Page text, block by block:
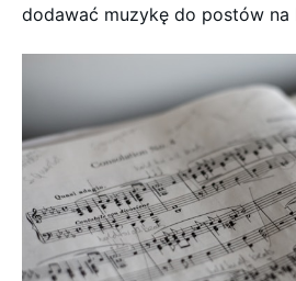
dodawać muzykę do postów na